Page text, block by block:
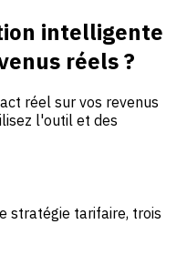
intelligente
réels ?
réel sur vos revenus
l'outil et des
stratégie tarifaire, trois